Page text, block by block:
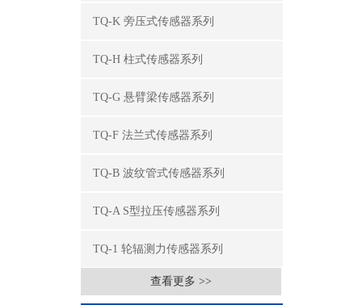
TQ-K 旁压式传感器系列
TQ-H 柱式传感器系列
TQ-G 悬臂梁传感器系列
TQ-F 法兰式传感器系列
TQ-B 波纹管式传感器系列
TQ-A S型拉压传感器系列
TQ-1 轮辐测力传感器系列
查看更多 >>